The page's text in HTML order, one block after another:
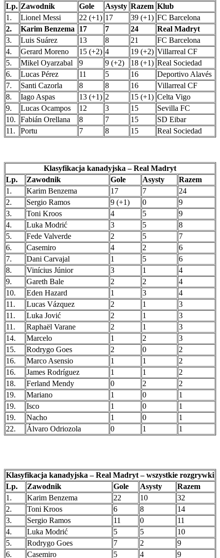
Lp. Zawodnik Gole Asysty Razem Klub
1.
Lionel Messi 22 (+1) 17 39 (+1) FC Barcelona
2.
Karim Benzema 17 7 24
Real Madryt
3.
Luis Suárez 13 8 21
FC Barcelona
4.
Gerard Moreno 15 (+2) 4 19 (+2) Villarreal CF
5.
Mikel Oyarzabal 9 9 (+2) 18 (+1) Real Sociedad
6.
Lucas Pérez 11 5 16
Deportivo Alavés
7.
Santi Cazorla 8 8 16
Villarreal CF
8.
Iago Aspas 13 (+1) 2 15 (+1) Celta Vigo
9.
Lucas Ocampos 12 3 15
Sevilla FC
10.
Fabián Orellana 8 7 15
SD Eibar
11.
Portu 7 8 15 Real Sociedad
Klasyfikacja kanadyjska – Real Madryt
Lp.
Zawodnik Gole Asysty
Razem
1.
Karim Benzema 17 7
24
2.
Sergio Ramos 9 (+1) 0
9
3.
Toni Kroos 4 5
9
4.
Luka Modrić 3 5
8
5.
Fede Valverde 2 5
7
6.
Casemiro 4 2
6
7.
Dani Carvajal 1 5
6
8.
Vinícius Júnior 3 1
4
9.
Gareth Bale 2 2
4
10.
Eden Hazard 1 3
4
11.
Lucas Vázquez 2 1
3
11.
Luka Jović 2 1
3
11.
Raphaël Varane 2 1
3
14.
Marcelo 1 2
3
15.
Rodrygo Goes 2 0
2
16.
Marco Asensio 1 1
2
16.
James Rodríguez 1 1
2
18.
Ferland Mendy 0 2
2
19.
Mariano 1 0
1
19.
Isco 1 0
1
19.
Nacho 1 0
1
22.
Álvaro Odriozola 0 1 1
Klasyfikacja kanadyjska – Real Madryt – wszystkie rozgrywki
Lp.
Zawodnik Gole Asysty
Razem
1.
Karim Benzema 22 10
32
2.
Toni Kroos 6 8
14
3.
Sergio Ramos 11 0
11
4.
Luka Modrić 5 5
10
5.
Rodrygo Goes 7 2
9
6.
Casemiro 5 4 9